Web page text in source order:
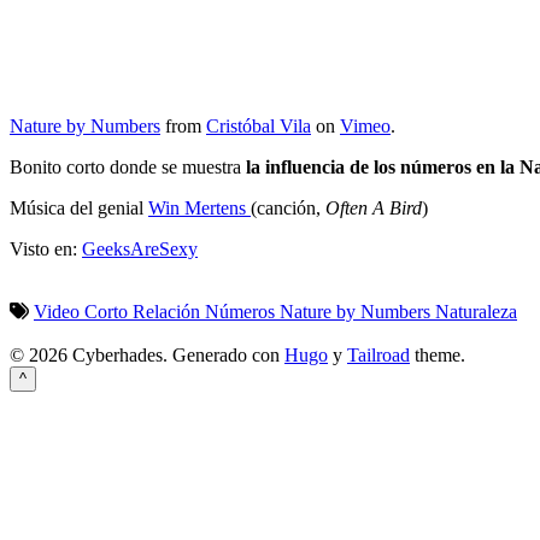
Nature by Numbers from Cristóbal Vila on Vimeo.
Bonito corto donde se muestra la influencia de los números en la
Música del genial Win Mertens (canción, Often A Bird)
Visto en: GeeksAreSexy
Video Corto Relación Números Nature by Numbers Naturaleza
© 2026 Cyberhades. Generado con Hugo y Tailroad theme.
^